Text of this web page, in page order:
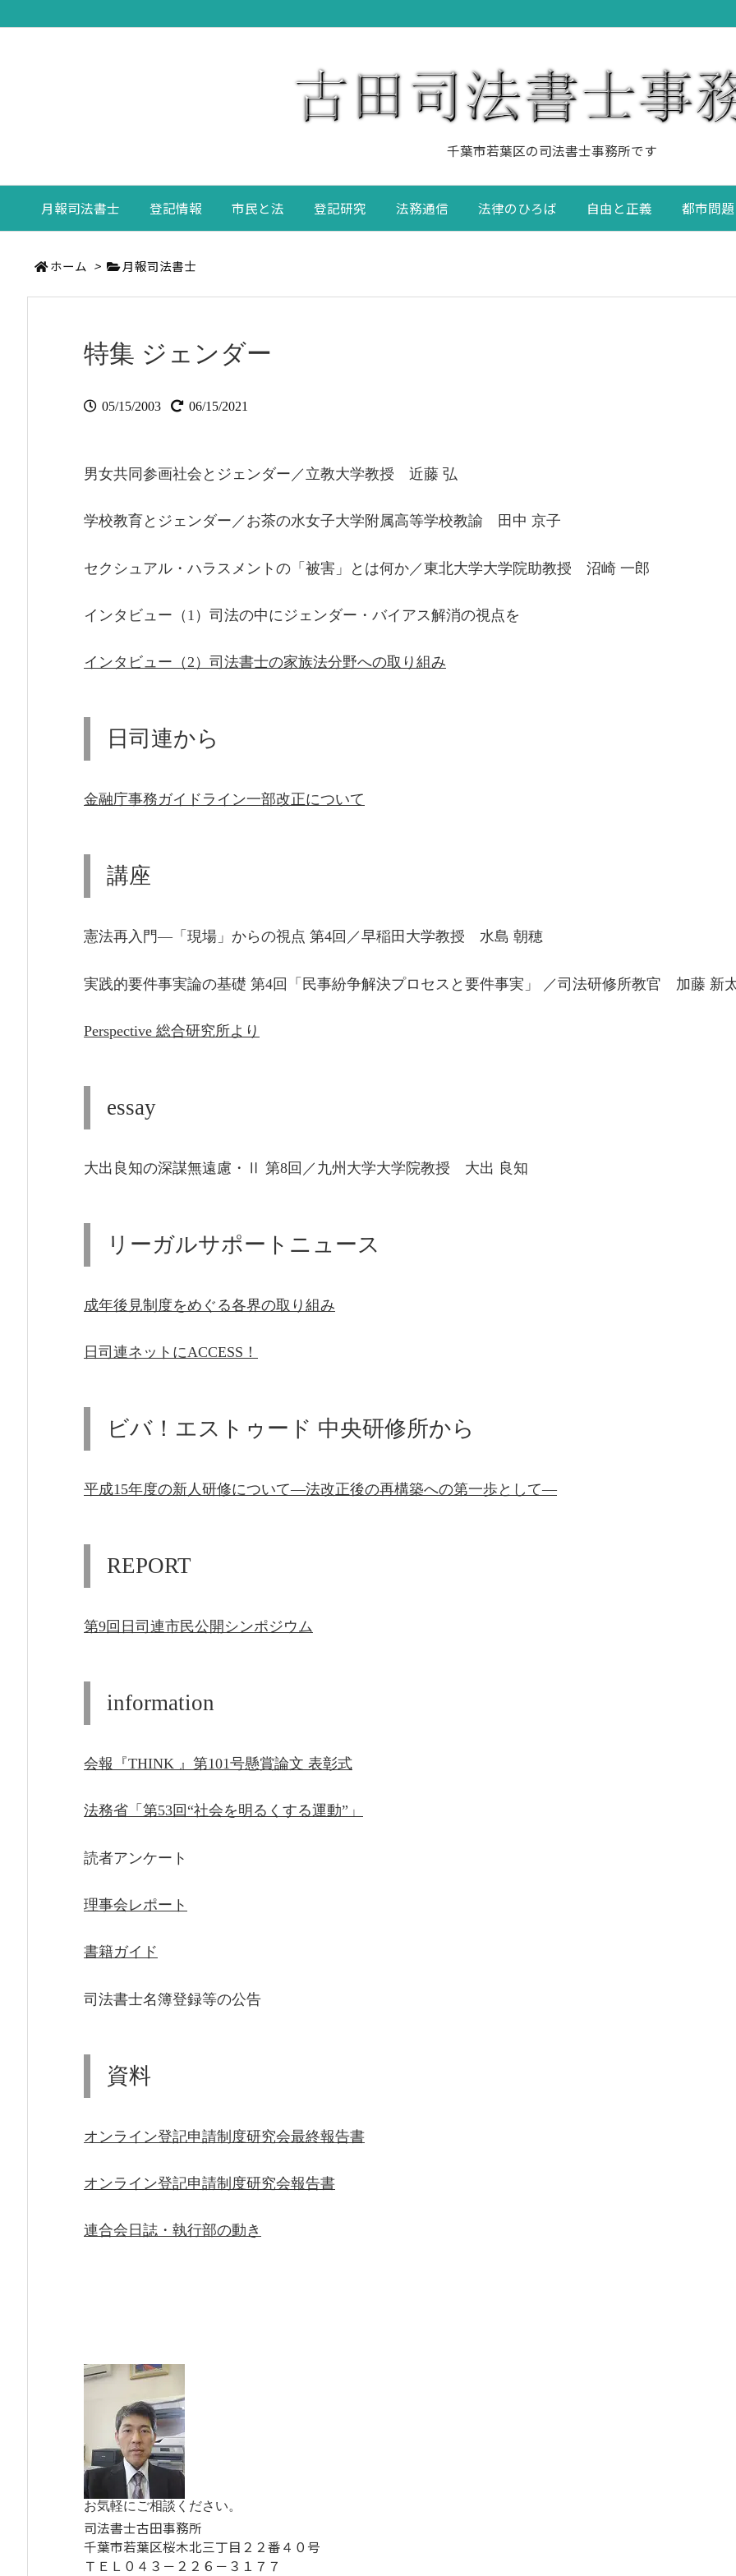
千葉市若葉区の司法書士事務所です
月報司法書士 登記情報 市民と法 登記研究 法務通信 法律のひろば 自由と正義 都市問題
ホーム > 月報司法書士
特集 ジェンダー
05/15/2003 06/15/2021
男女共同参画社会とジェンダー／立教大学教授 近藤 弘
学校教育とジェンダー／お茶の水女子大学附属高等学校教諭 田中 京子
セクシュアル・ハラスメントの「被害」とは何か／東北大学大学院助教授 沼崎 一郎
インタビュー（1）司法の中にジェンダー・バイアス解消の視点を
インタビュー（2）司法書士の家族法分野への取り組み
日司連から
金融庁事務ガイドライン一部改正について
講座
憲法再入門―「現場」からの視点 第4回／早稲田大学教授 水島 朝穂
実践的要件事実論の基礎 第4回「民事紛争解決プロセスと要件事実」 ／司法研修所教官 加藤 新
Perspective 総合研究所より
essay
大出良知の深謀無遠慮・Ⅱ 第8回／九州大学大学院教授 大出 良知
リーガルサポートニュース
成年後見制度をめぐる各界の取り組み
日司連ネットにACCESS！
ビバ！エストゥード 中央研修所から
平成15年度の新人研修について―法改正後の再構築への第一歩として―
REPORT
第9回日司連市民公開シンポジウム
information
会報『THINK 』第101号懸賞論文 表彰式
法務省「第53回“社会を明るくする運動”」
読者アンケート
理事会レポート
書籍ガイド
司法書士名簿登録等の公告
資料
オンライン登記申請制度研究会最終報告書
オンライン登記申請制度研究会報告書
連合会日誌・執行部の動き
お気軽にご相談ください。
司法書士古田事務所
千葉市若葉区桜木北三丁目２２番４０号
ＴＥＬ０４３－２２６－３１７７